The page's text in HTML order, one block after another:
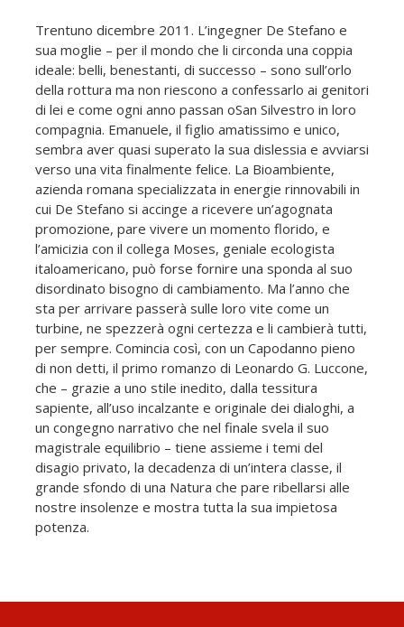
Trentuno dicembre 2011. L’ingegner De Stefano e
sua moglie – per il mondo che li circonda una coppia
ideale: belli, benestanti, di successo – sono sull’orlo
della rottura ma non riescono a confessarlo ai genitori
di lei e come ogni anno passan oSan Silvestro in loro
compagnia. Emanuele, il figlio amatissimo e unico,
sembra aver quasi superato la sua dislessia e avviarsi
verso una vita finalmente felice. La Bioambiente,
azienda romana specializzata in energie rinnovabili in
cui De Stefano si accinge a ricevere un’agognata
promozione, pare vivere un momento florido, e
l’amicizia con il collega Moses, geniale ecologista
italoamericano, può forse fornire una sponda al suo
disordinato bisogno di cambiamento. Ma l’anno che
sta per arrivare passerà sulle loro vite come un
turbine, ne spezzerà ogni certezza e li cambierà tutti,
per sempre. Comincia così, con un Capodanno pieno
di non detti, il primo romanzo di Leonardo G. Luccone,
che – grazie a uno stile inedito, dalla tessitura
sapiente, all’uso incalzante e originale dei dialoghi, a
un congegno narrativo che nel finale svela il suo
magistrale equilibrio – tiene assieme i temi del
disagio privato, la decadenza di un’intera classe, il
grande sfondo di una Natura che pare ribellarsi alle
nostre insolenze e mostra tutta la sua impietosa
potenza.